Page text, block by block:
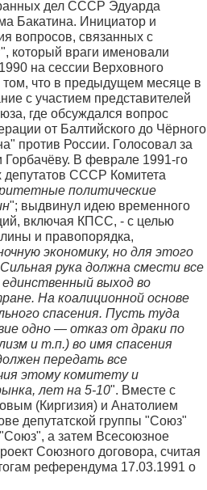
дел СССР Эдуарда
Бакатина. Инициатор и
вопросов, связанных с
который враги именовали
на сессии Верховного
что в предыдущем месяце в
с участием представителей
где обсуждался вопрос
от Балтийского до Чёрного
против России. Голосовал за
Горбачёву. В феврале 1991-го
СССР Комитета
политические
"; выдвинул идею временного
включая КПСС, - с целью
и правопорядка,
экономику, но для этого
рука должна смести все
выход во
На коалиционной основе
спасения. Пусть туда
одно — отказ от драки по
и т.п.) во имя спасения
передать все
этому комитету и
лет на 5-10". Вместе с
(Киргизия) и Анатолием
депутатской группы "Союз"
а затем Всесоюзное
Союзного договора, считая
референдума 17.03.1991 о